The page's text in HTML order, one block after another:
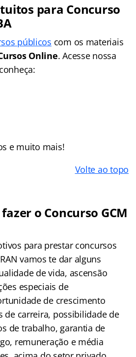
para Concurso
públicos com os materiais
Online. Acesse nossa
e muito mais!
Volte ao topo
o Concurso GCM
para prestar concursos
vamos te dar alguns
de vida, ascensão
especiais de
de crescimento
de carreira, possibilidade de
de trabalho, garantia de
remuneração e média